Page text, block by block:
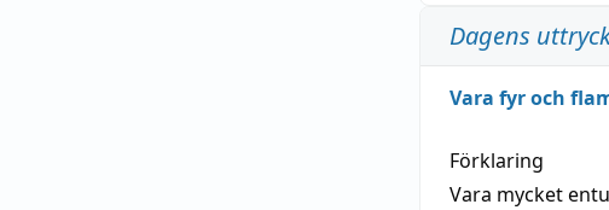
Dagens
Vara fyr och
Förklaring
Vara mycket